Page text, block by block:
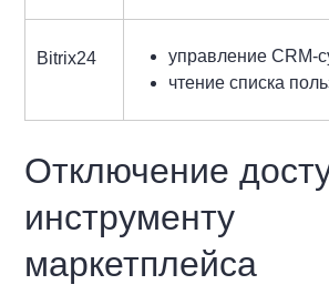
Bitrix24
управление CRM-
чтение списка
Отключение
инструменту
маркетплейса